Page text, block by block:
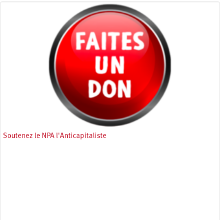
Soutenez le NPA l'Anticapitaliste